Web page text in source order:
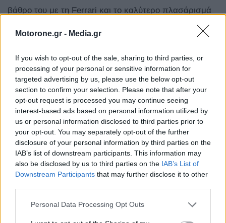
Motorone.gr - Media.gr
If you wish to opt-out of the sale, sharing to third parties, or
processing of your personal or sensitive information for
targeted advertising by us, please use the below opt-out
section to confirm your selection. Please note that after your
opt-out request is processed you may continue seeing
interest-based ads based on personal information utilized by
us or personal information disclosed to third parties prior to
your opt-out. You may separately opt-out of the further
disclosure of your personal information by third parties on the
IAB’s list of downstream participants. This information may
also be disclosed by us to third parties on the IAB’s List of
Downstream Participants that may further disclose it to other
Personal Data Processing Opt Outs
βάθρο του με τη Ferrari και το καλύτερο πλασάρισμά
Hamilton overtakes Verstappen on the
outside! 😮‍💨
This is how the move for the second
spot on the podium unfolded… 👇#F1
#CanadianGP
— Formula 1 (@F1)May 24, 2026